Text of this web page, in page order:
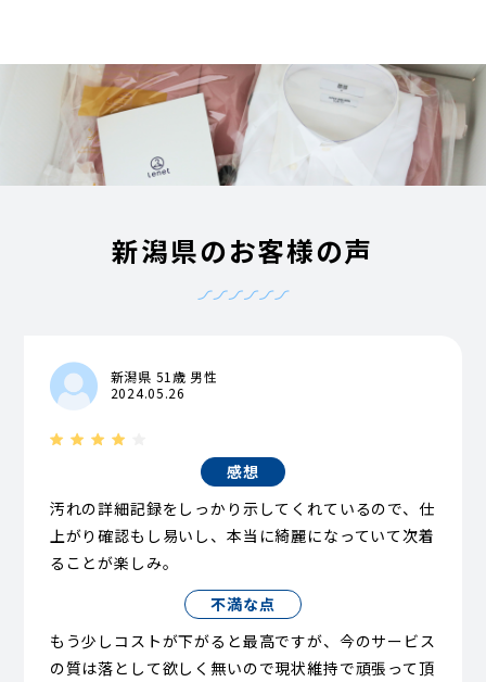
新潟県のお客様の声
新潟県 51歳 男性
2024.05.26
感想
汚れの詳細記録をしっかり示してくれているので、仕
上がり確認もし易いし、本当に綺麗になっていて次着
ることが楽しみ。
不満な点
もう少しコストが下がると最高ですが、今のサービス
の質は落として欲しく無いので現状維持で頑張って頂